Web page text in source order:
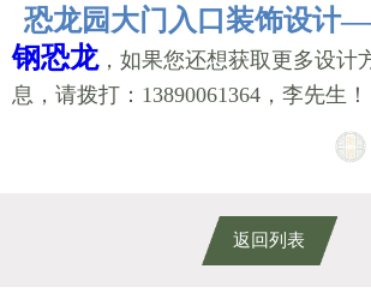
恐龙园大门入口装饰设计
钢恐龙，如果您还想获取更多设计
息，请拨打：13890061364，李先生！
返回列表